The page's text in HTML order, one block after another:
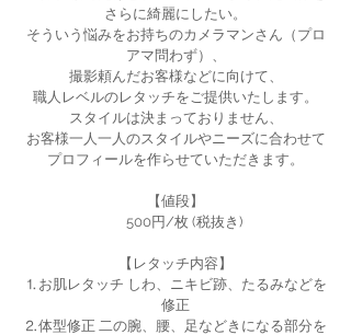
さらに綺麗にしたい。
そういう悩みをお持ちのカメラマンさん（プロ
アマ問わず）、
撮影頼んだお客様などに向けて、
職人レベルのレタッチをご提供いたします。
スタイルは決まっておりません、
お客様一人一人のスタイルやニーズに合わせて
プロフィールを作らせていただきます。
【値段】
500円/枚 (税抜き)
【レタッチ内容】
⒈お肌レタッチ しわ、ニキビ跡、たるみなどを
修正
⒉体型修正 二の腕、腰、足などきになる部分を